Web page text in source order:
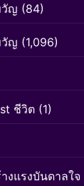
วัญ (84)
วัญ (1,096)
ชีวิต (1)
งแรงบันดาลใจ